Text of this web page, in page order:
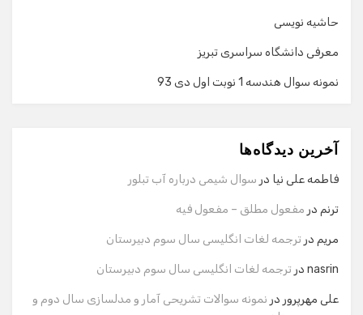
حاشیه نویسی
معرفی دانشگاه سراسری تبریز
نمونه سوال هندسه 1 نوبت اول دی 93
آخرین دیدگاه‌ها
فاطمه علی نیا در سوال شیمی درباره آب تبلور
ترنم در مفعول مطلق – مفعول فیه
مریم در ترجمه لغات انگلیسی سال سوم دبیرستان
nasrin در ترجمه لغات انگلیسی سال سوم دبیرستان
علی مهرپرور در نمونه سوالات تشریحی آمار و مدلسازی سال دوم و
گفت‌وگو با دستیار هوشمند
سلام! برای شروع گفت‌وگو لطفاً شماره تماس یا ایمیل خود را
وارد کنید.